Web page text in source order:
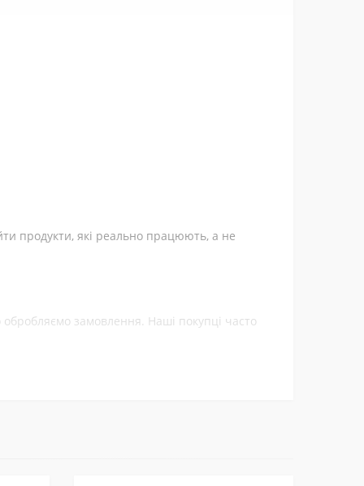
продукти, які реально працюють, а не
замовлення. Наші покупці часто